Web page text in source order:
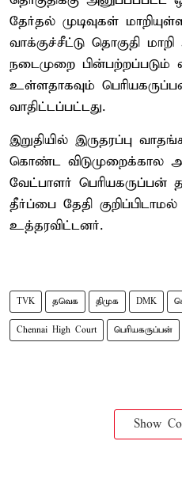
தேர்தல் முடிவுகள்
வாக்குச்சீட்டு தொகுதி
நடைமுறை பின்பற்றப்படும்
உள்ளதாகவும்
வாதிட்டப்பட்டது.
இறுதியில் இருதரப்பு
கொண்ட விடுமுறைக்கால
வேட்பாளர்
தீர்ப்பை தேதி
உத்தரவிட்டனர்.
TVK தவெக திமுக DMK
Chennai High Court பெரியகருப்பன்
Show